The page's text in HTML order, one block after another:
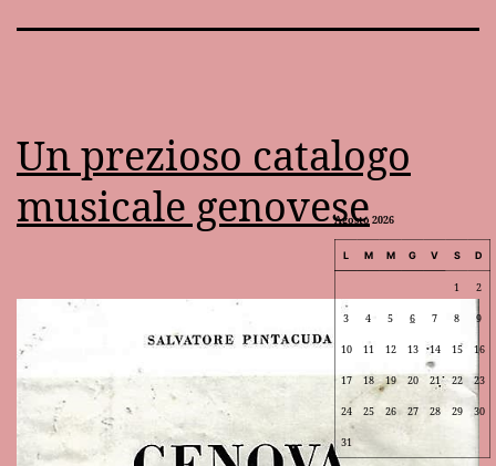
Un prezioso catalogo
musicale genovese
Agosto 2026
L M M G V S D
1 2
3 4 5 6 7 8 9
10 11 12 13 14 15 16
17 18 19 20 21 22 23
24 25 26 27 28 29 30
31